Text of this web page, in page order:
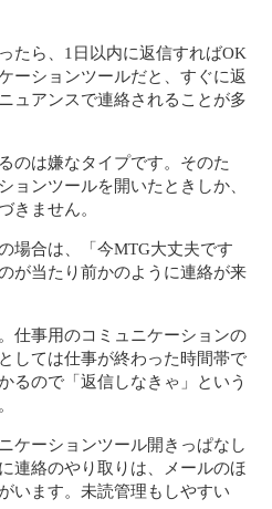
たら、1日以内に返信すればOK
ーションツールだと、すぐに返
ュアンスで連絡されることが多
のは嫌なタイプです。そのた
ョンツールを開いたときしか、
きません。
場合は、「今MTG大丈夫です
が当たり前かのように連絡が来
仕事用のコミュニケーションの
しては仕事が終わった時間帯で
るので「返信しなきゃ」という
ケーションツール開きっぱなし
連絡のやり取りは、メールのほ
います。未読管理もしやすい